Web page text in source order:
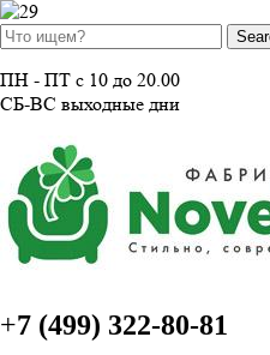
ПН - ПТ с 10 до 20.00
СБ-ВС выходные дни
+7 (499) 322-80-81